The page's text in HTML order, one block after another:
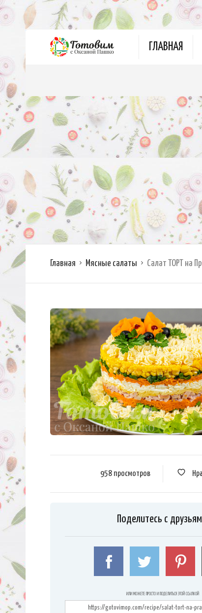
ГЛАВНАЯ
Главная Мясные салаты Салат ТОРТ на
958 просмотров
Поделитесь с
ИЛИ МОЖЕТЕ ПРОСТО И ПОДЕЛИТЬСЯ ЭТОЙ ССЫЛКОЙ